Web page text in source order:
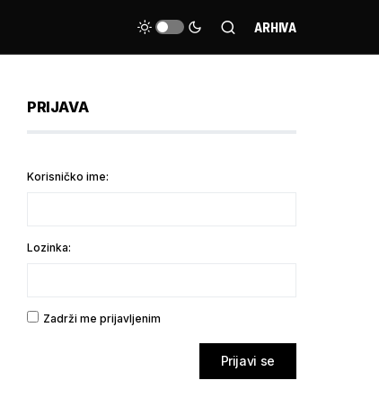
ARHIVA
PRIJAVA
Korisničko ime:
Lozinka:
Zadrži me prijavljenim
Prijavi se